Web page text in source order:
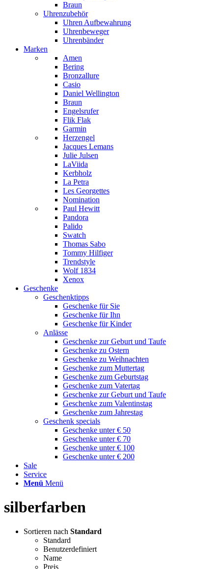
Braun
Uhrenzubehör
Uhren Aufbewahrung
Uhrenbeweger
Uhrenbänder
Marken
Amen
Bering
Bronzallure
Casio
Daniel Wellington
Braun
Engelsrufer
Flik Flak
Garmin
Herzengel
Jacques Lemans
Julie Julsen
LaViida
Kerbholz
La Petra
Les Georgettes
Nomination
Paul Hewitt
Pandora
Palido
Swatch
Thomas Sabo
Tommy Hilfiger
Trendstyle
Wolf 1834
Xenox
Geschenke
Geschenktipps
Geschenke für Sie
Geschenke für Ihn
Geschenke für Kinder
Anlässe
Geschenke zur Geburt und Taufe
Geschenke zu Ostern
Geschenke zu Weihnachten
Geschenke zum Muttertag
Geschenke zum Geburtstag
Geschenke zum Vatertag
Geschenke zur Geburt und Taufe
Geschenke zum Valentinstag
Geschenke zum Jahrestag
Geschenk specials
Geschenke unter € 50
Geschenke unter € 70
Geschenke unter € 100
Geschenke unter € 200
Sale
Service
Menü Menü
silberfarben
Sortieren nach Standard
Standard
Benutzerdefiniert
Name
Preis